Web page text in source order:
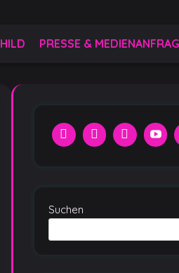
PRESSE &
Suchen